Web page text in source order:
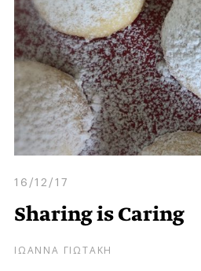
16/12/17
Sharing is Caring
ΙΩΑΝΝΑ ΓΙΩΤΑΚΗ